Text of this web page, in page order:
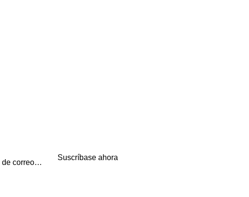
Suscríbase ahora